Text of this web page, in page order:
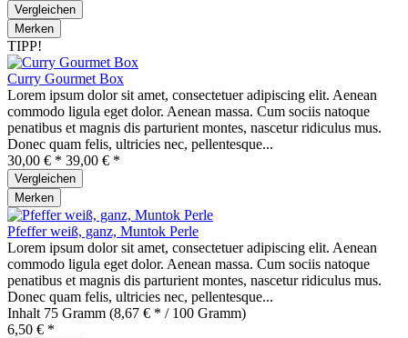
Vergleichen
Merken
TIPP!
Curry Gourmet Box
Lorem ipsum dolor sit amet, consectetuer adipiscing elit. Aenean
commodo ligula eget dolor. Aenean massa. Cum sociis natoque
penatibus et magnis dis parturient montes, nascetur ridiculus mus.
Donec quam felis, ultricies nec, pellentesque...
30,00 € * 39,00 € *
Vergleichen
Merken
Pfeffer weiß, ganz, Muntok Perle
Lorem ipsum dolor sit amet, consectetuer adipiscing elit. Aenean
commodo ligula eget dolor. Aenean massa. Cum sociis natoque
penatibus et magnis dis parturient montes, nascetur ridiculus mus.
Donec quam felis, ultricies nec, pellentesque...
Inhalt 75 Gramm (8,67 € * / 100 Gramm)
6,50 € *